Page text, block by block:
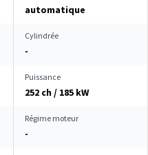
automatique
Cylindrée
-
Puissance
252 ch / 185 kW
Régime moteur
-